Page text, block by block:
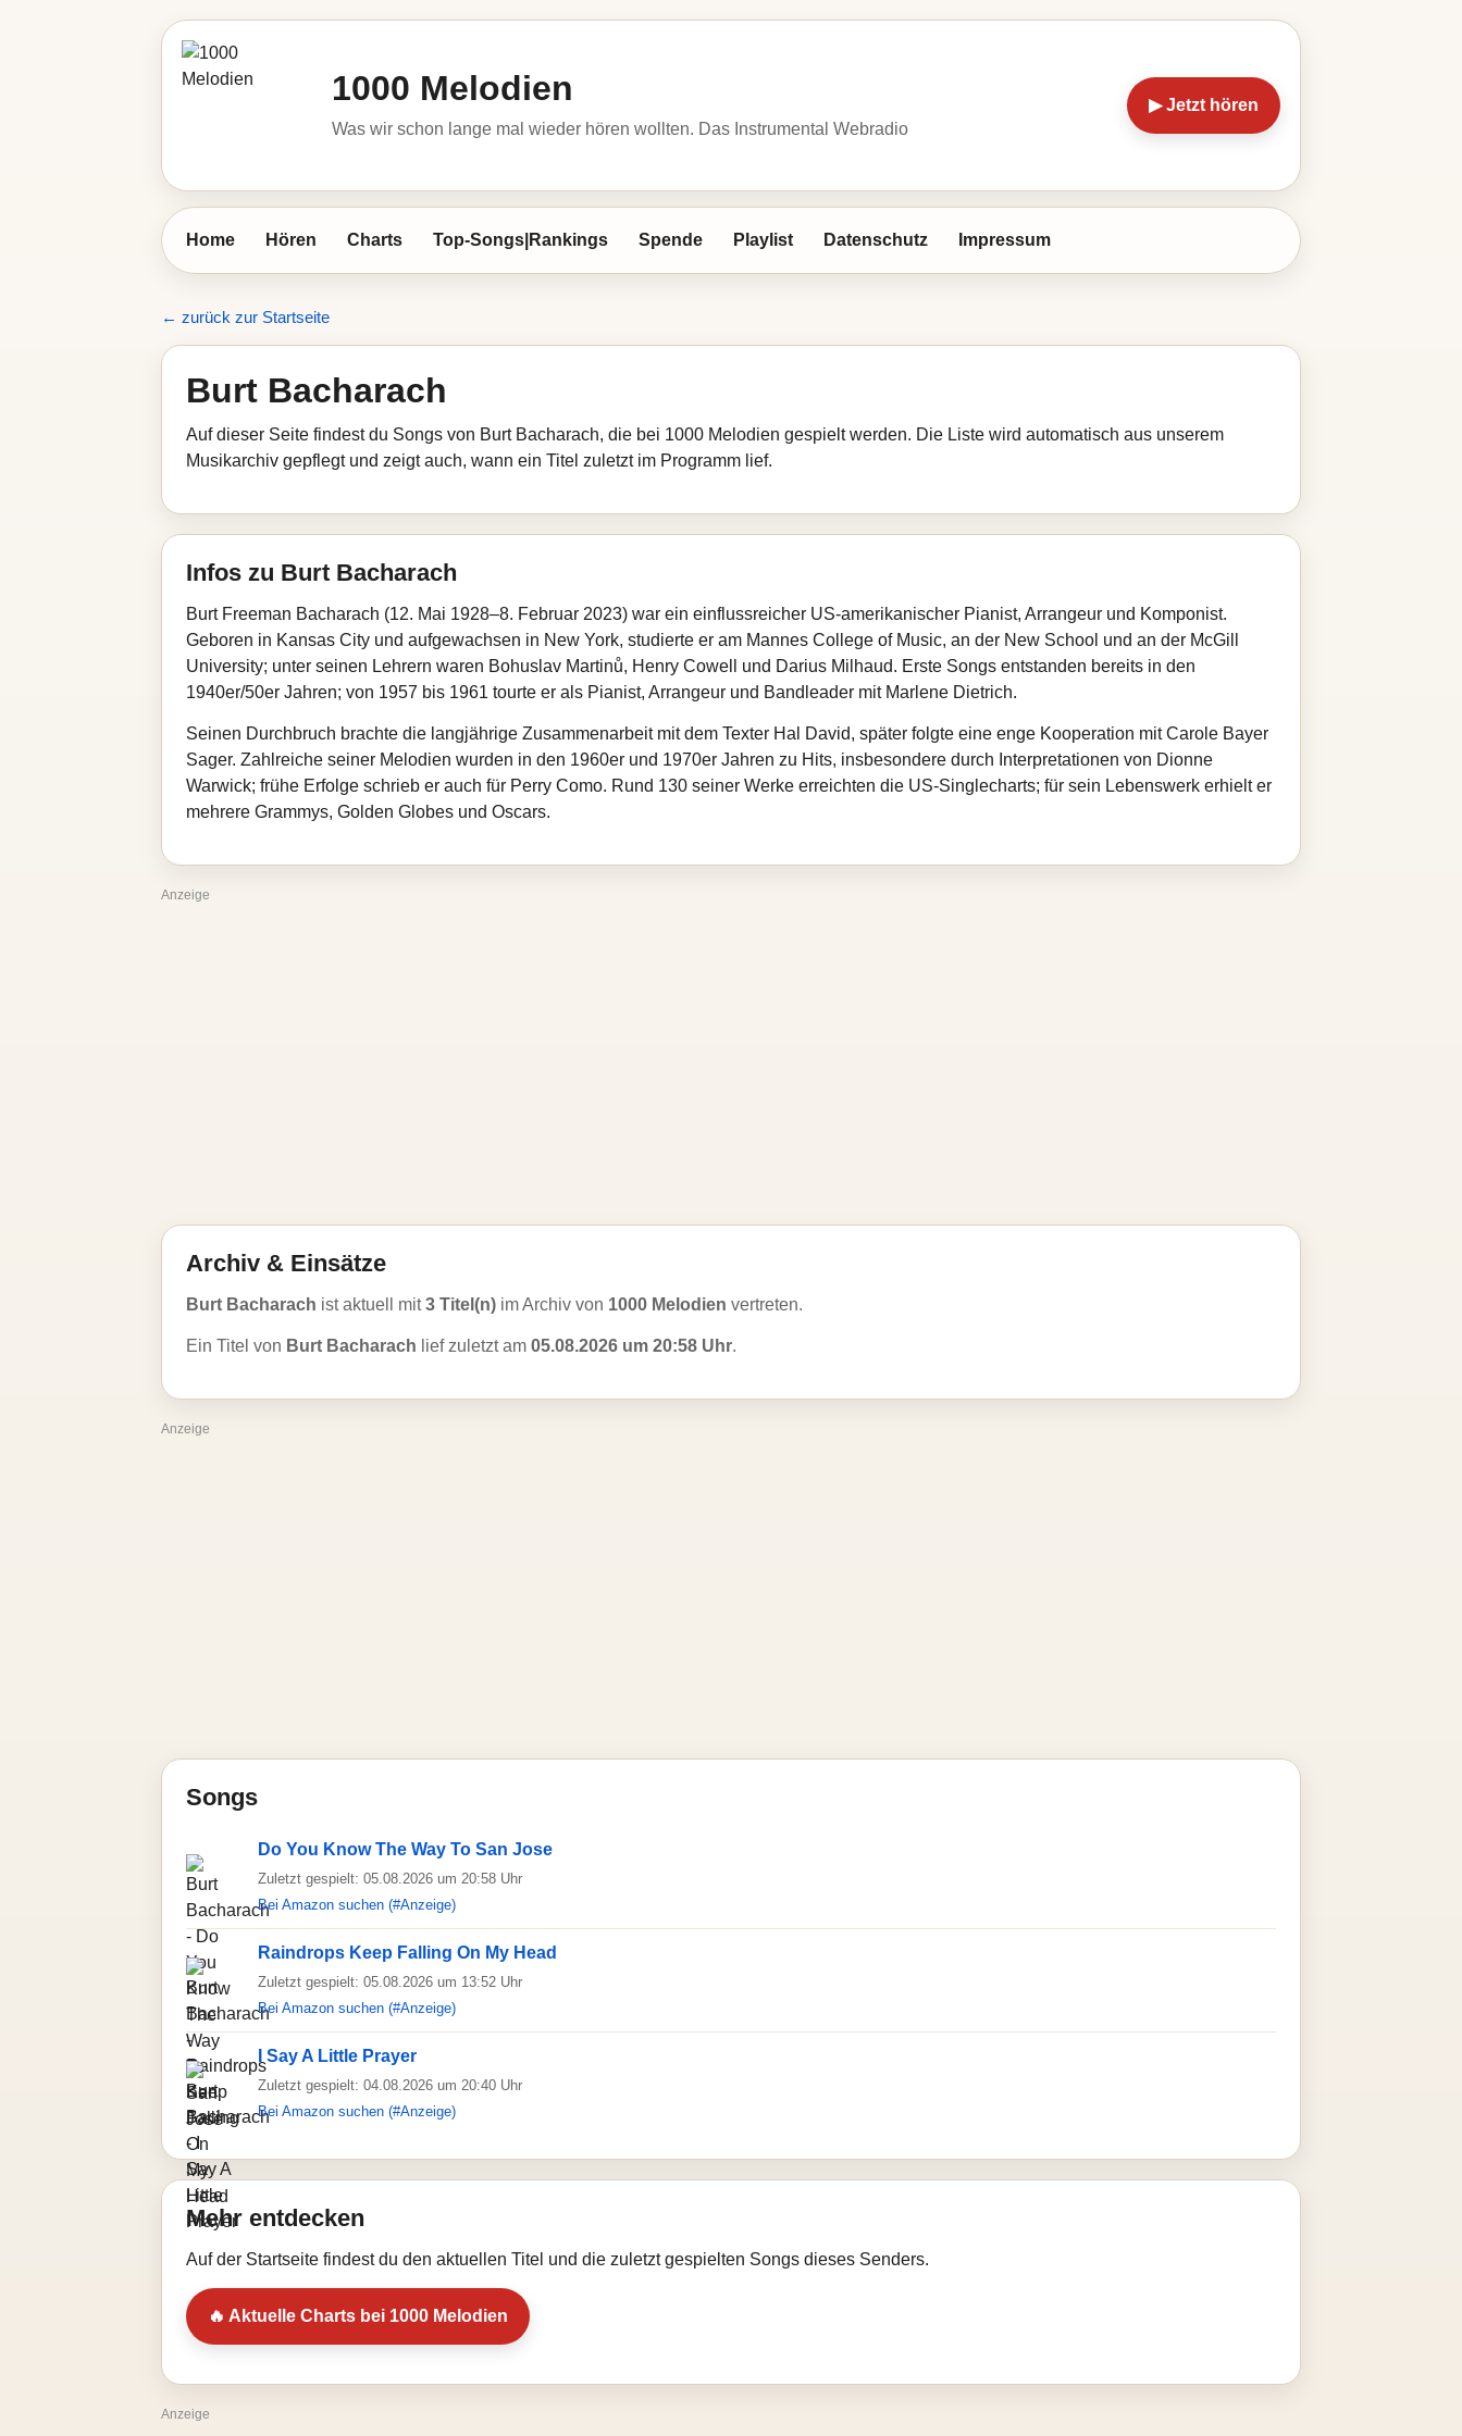
1000 Melodien
Was wir schon lange mal wieder hören wollten. Das Instrumental Webradio
▶ Jetzt hören
Home Hören Charts Top-Songs|Rankings Spende Playlist Datenschutz Impressum
← zurück zur Startseite
Burt Bacharach
Auf dieser Seite findest du Songs von Burt Bacharach, die bei 1000 Melodien gespielt werden. Die Liste wird automatisch aus unserem
Musikarchiv gepflegt und zeigt auch, wann ein Titel zuletzt im Programm lief.
Infos zu Burt Bacharach
Burt Freeman Bacharach (12. Mai 1928–8. Februar 2023) war ein einflussreicher US-amerikanischer Pianist, Arrangeur und Komponist.
Geboren in Kansas City und aufgewachsen in New York, studierte er am Mannes College of Music, an der New School und an der McGill
University; unter seinen Lehrern waren Bohuslav Martinů, Henry Cowell und Darius Milhaud. Erste Songs entstanden bereits in den
1940er/50er Jahren; von 1957 bis 1961 tourte er als Pianist, Arrangeur und Bandleader mit Marlene Dietrich.
Seinen Durchbruch brachte die langjährige Zusammenarbeit mit dem Texter Hal David, später folgte eine enge Kooperation mit Carole Bayer
Sager. Zahlreiche seiner Melodien wurden in den 1960er und 1970er Jahren zu Hits, insbesondere durch Interpretationen von Dionne
Warwick; frühe Erfolge schrieb er auch für Perry Como. Rund 130 seiner Werke erreichten die US-Singlecharts; für sein Lebenswerk erhielt er
mehrere Grammys, Golden Globes und Oscars.
Anzeige
Archiv & Einsätze
Burt Bacharach ist aktuell mit3 Titel(n) im Archiv von 1000 Melodien vertreten.
Ein Titel von Burt Bacharach lief zuletzt am 05.08.2026 um 20:58 Uhr.
Anzeige
Songs
Do You Know The Way To San Jose
Zuletzt gespielt: 05.08.2026 um 20:58 Uhr
Bei Amazon suchen (#Anzeige)
Raindrops Keep Falling On My Head
Zuletzt gespielt: 05.08.2026 um 13:52 Uhr
Bei Amazon suchen (#Anzeige)
I Say A Little Prayer
Zuletzt gespielt: 04.08.2026 um 20:40 Uhr
Bei Amazon suchen (#Anzeige)
Mehr entdecken
Auf der Startseite findest du den aktuellen Titel und die zuletzt gespielten Songs dieses Senders.
🔥 Aktuelle Charts bei 1000 Melodien
Anzeige